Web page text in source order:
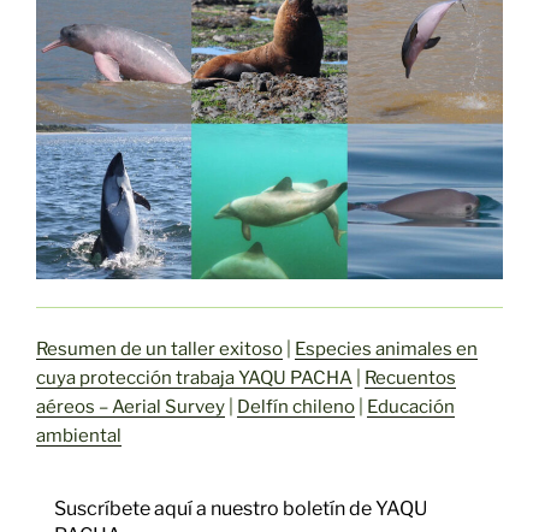
Resumen de un taller exitoso
Especies animales en
cuya protección trabaja YAQU PACHA
Recuentos
aéreos – Aerial Survey
Delfín chileno
Educación
ambiental
Suscríbete aquí a nuestro boletín de YAQU